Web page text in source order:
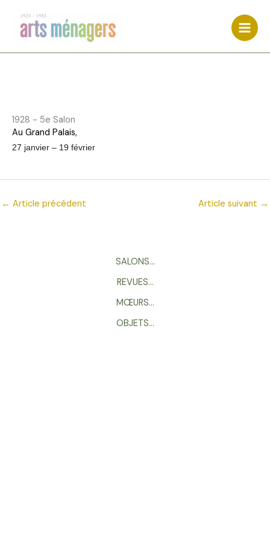
contenu
1928 - 5e Salon
Au Grand Palais,
27 janvier – 19 février
← Article précédent Article suivant →
SALONS…
REVUES…
MŒURS…
OBJETS…